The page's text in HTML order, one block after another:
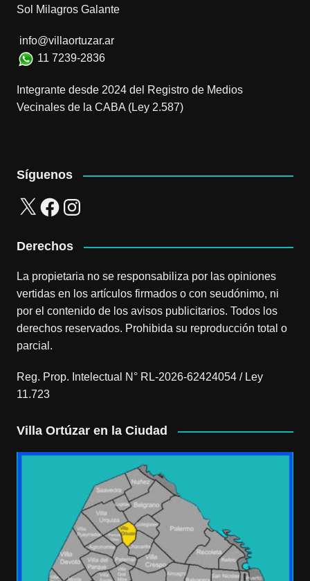
Sol Milagros Galante
info@villaortuzar.ar
11 7239-2836
Integrante desde 2024 del Registro de Medios
Vecinales de la CABA (Ley 2.587)
Síguenos
X FacebookInstagram
Derechos
La propietaria no se responsabiliza por las opiniones
vertidas en los artículos firmados o con seudónimo, ni
por el contenido de los avisos publicitarios. Todos los
derechos reservados. Prohibida su reproducción total o
parcial.
Reg. Prop. Intelectual N° RL-2026-62424054 / Ley
11.723
Villa Ortúzar en la Ciudad